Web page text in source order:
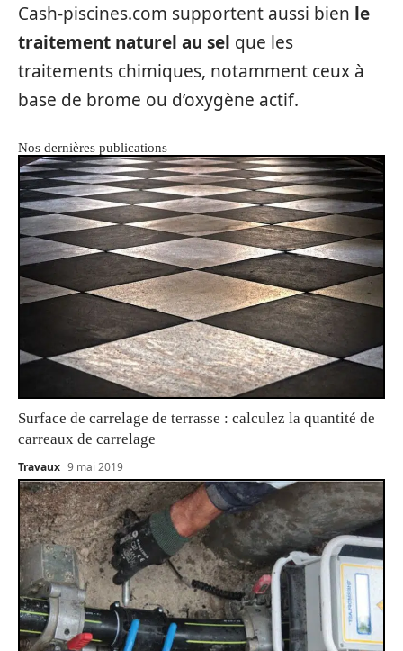
Cash-piscines.com supportent aussi bien le
traitement naturel au sel que les
traitements chimiques, notamment ceux à
base de brome ou d’oxygène actif.
Nos dernières publications
Surface de carrelage de terrasse : calculez la quantité de
carreaux de carrelage
Travaux 9 mai 2019